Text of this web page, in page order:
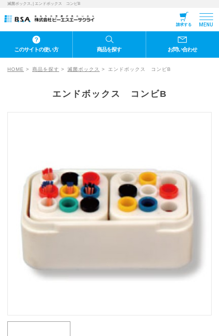
滅菌ボックス, | エンドボックス コンビB
請求する MENU
このサイトの使い方 商品を探す お問い合わせ
HOME 商品を探す 滅菌ボックス エンドボックス コンビB
エンドボックス コンビB